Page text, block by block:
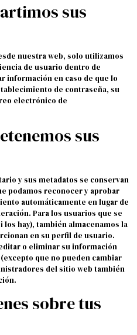
sus
nuestra web, solo utilizamos
de usuario dentro de
información en caso de que lo
de contraseña, su
electrónico de
sus
y sus metadatos se conservan
podamos reconocer y aprobar
automáticamente en lugar de
Para los usuarios que se
hay), también almacenamos la
en su perfil de usuario.
o eliminar su información
que no pueden cambiar
del sitio web también
sobre tus